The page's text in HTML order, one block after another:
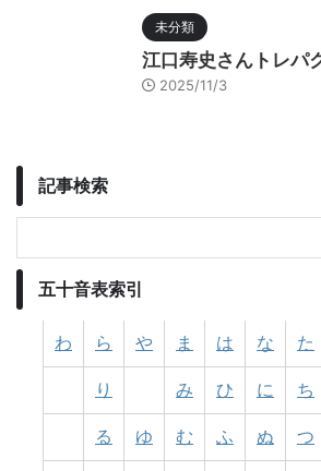
未分類
江口寿史さんトレパ
2025/11/3
記事検索
五十音表索引
わ ら や ま は な た
り み ひ に ち
る ゆ む ふ ぬ つ